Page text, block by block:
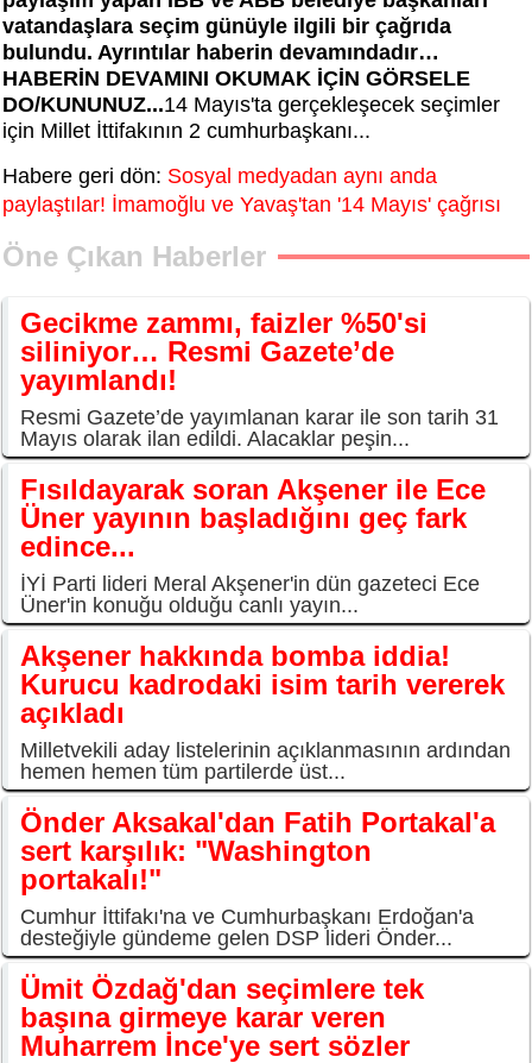
vatandaşlara seçim günüyle ilgili bir çağrıda
bulundu. Ayrıntılar haberin devamındadır…
HABERİN DEVAMINI OKUMAK İÇİN GÖRSELE
DO/KUNUNUZ...14 Mayıs'ta gerçekleşecek seçimler
için Millet İttifakının 2 cumhurbaşkanı...
Habere geri dön: Sosyal medyadan aynı anda
paylaştılar! İmamoğlu ve Yavaş'tan '14 Mayıs' çağrısı
Öne Çıkan Haberler
Gecikme zammı, faizler %50'si
siliniyor… Resmi Gazete’de
yayımlandı!
Resmi Gazete’de yayımlanan karar ile son tarih 31
Mayıs olarak ilan edildi. Alacaklar peşin...
Fısıldayarak soran Akşener ile Ece
Üner yayının başladığını geç fark
edince...
İYİ Parti lideri Meral Akşener'in dün gazeteci Ece
Üner'in konuğu olduğu canlı yayın...
Akşener hakkında bomba iddia!
Kurucu kadrodaki isim tarih vererek
açıkladı
Milletvekili aday listelerinin açıklanmasının ardından
hemen hemen tüm partilerde üst...
Önder Aksakal'dan Fatih Portakal'a
sert karşılık: "Washington
portakalı!"
Cumhur İttifakı'na ve Cumhurbaşkanı Erdoğan'a
desteğiyle gündeme gelen DSP lideri Önder...
Ümit Özdağ'dan seçimlere tek
başına girmeye karar veren
Muharrem İnce'ye sert sözler